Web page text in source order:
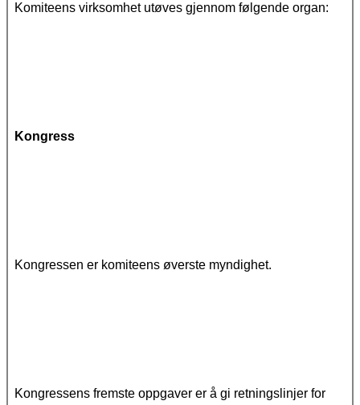
Komiteens virksomhet utøves gjennom følgende organ:
Kongress
Kongressen er komiteens øverste myndighet.
Kongressens fremste oppgaver er å gi retningslinjer for